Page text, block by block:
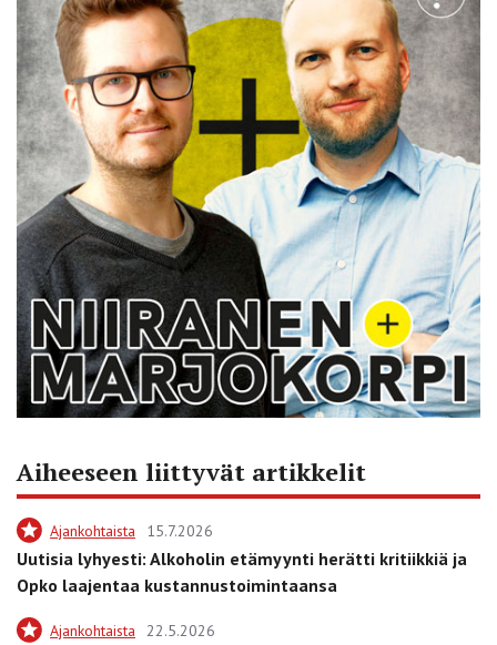
Aiheeseen liittyvät artikkelit
Ajankohtaista 15.7.2026
Uutisia lyhyesti: Alkoholin etämyynti herätti kritiikkiä ja
Opko laajentaa kustannustoimintaansa
Ajankohtaista 22.5.2026